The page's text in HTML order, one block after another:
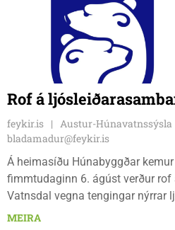
Rof á
feykir.is Austur-Húnavatnssýsla
bladamadur@feykir.is
Á heimasíðu Húnabyggðar
fimmtudaginn 6. ágúst verður
Vatnsdal vegna tengingar nýrrar
Ljósleiðarasambandið verður
MEIRA